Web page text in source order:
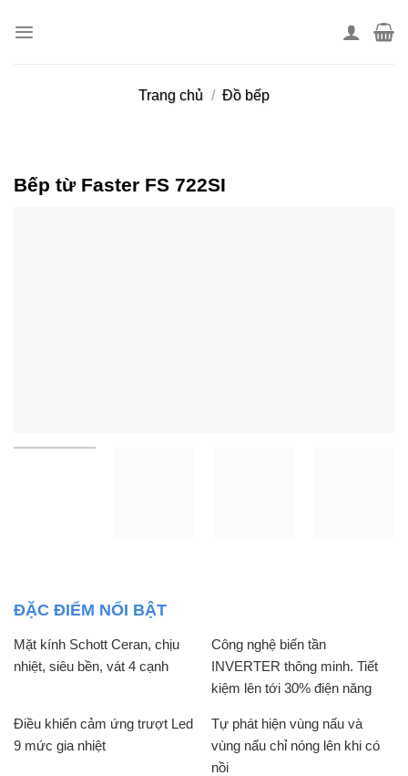
Trang chủ / Đồ bếp
Bếp từ Faster FS 722SI
ĐẶC ĐIỂM NỔI BẬT
Mặt kính Schott Ceran, chịu
nhiệt, siêu bền, vát 4 cạnh
Công nghệ biến tần
INVERTER thông minh. Tiết
kiệm lên tới 30% điện năng
Điều khiển cảm ứng trượt Led
9 mức gia nhiệt
Tự phát hiện vùng nấu và
vùng nấu chỉ nóng lên khi có
nồi